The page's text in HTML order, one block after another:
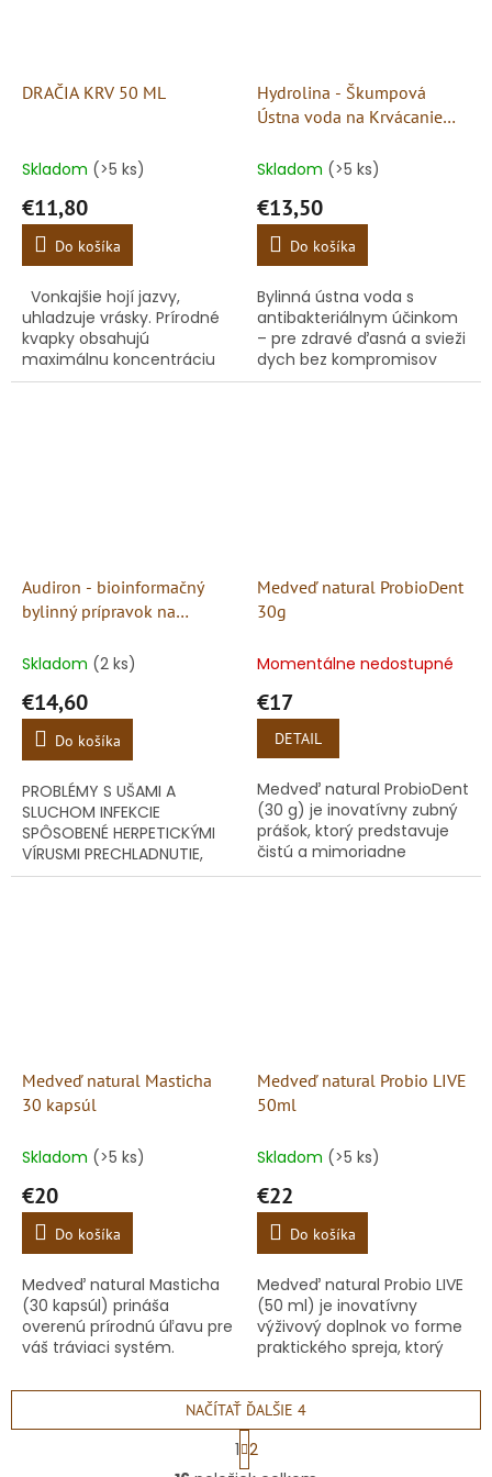
DRAČIA KRV 50 ML
Skladom (>5 ks)
€11,80
Do košíka
Vonkajšie hojí jazvy,
uhladzuje vrásky. Prírodné
kvapky obsahujú
maximálnu koncentráciu
miazgy juhoamerického
Hydrolina - Škumpová
Ústna voda na Krvácanie
Skladom (>5 ks)
€13,50
Do košíka
Bylinná ústna voda s
antibakteriálnym účinkom
– pre zdravé ďasná a svieži
dych bez kompromisov
Audiron - bioinformačný
bylinný prípravok na
Skladom (2 ks)
€14,60
Do košíka
PROBLÉMY S UŠAMI A
SLUCHOM INFEKCIE
SPÔSOBENÉ HERPETICKÝMI
VÍRUSMI PRECHLADNUTIE,
BOLESTI ZUBOV, KOŽNÉ
Medveď natural ProbioDent
30g
Momentálne nedostupné
€17
DETAIL
Medveď natural ProbioDent
(30 g) je inovatívny zubný
prášok, ktorý predstavuje
čistú a mimoriadne
funkčnú alternatívu k
Medveď natural Masticha
30 kapsúl
Skladom (>5 ks)
€20
Do košíka
Medveď natural Masticha
(30 kapsúl) prináša
overenú prírodnú úľavu pre
váš tráviaci systém.
živicu zo stromu Pistacia
lentiscus, ktorá sa získava...
Medveď natural Probio LIVE
50ml
Skladom (>5 ks)
€22
Do košíka
Medveď natural Probio LIVE
(50 ml) je inovatívny
výživový doplnok vo forme
praktického spreja, ktorý
probiotík. Obsahuje až 35
živých bakteriálnych...
O
NAČÍTAŤ ĎALŠIE 4
S
t
1 2